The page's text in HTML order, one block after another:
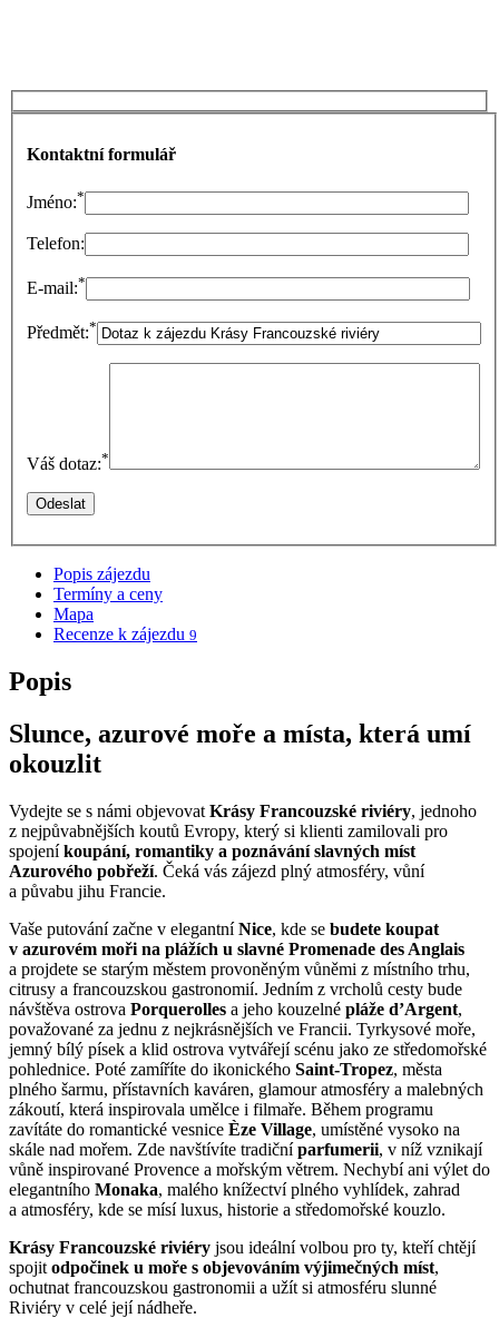
Kontaktní formulář
Jméno:*
Telefon:
E-mail:*
Předmět:*
Váš dotaz:*
Popis zájezdu
Termíny a ceny
Mapa
Recenze k zájezdu 9
Popis
Slunce, azurové moře a místa, která umí
okouzlit
Vydejte se s námi objevovat Krásy Francouzské riviéry, jednoho
z nejpůvabnějších koutů Evropy, který si klienti zamilovali pro
spojeníkoupání, romantiky a poznávání slavných míst
Azurového pobřeží. Čeká vás zájezd plný atmosféry, vůní
a půvabu jihu Francie.
Vaše putování začne v elegantníNice, kde se budete koupat
v azurovém moři na plážích u slavné Promenade des Anglais
a projdete se starým městem provoněným vůněmi z místního trhu,
citrusy a francouzskou gastronomií. Jedním z vrcholů cesty bude
návštěva ostrova Porquerolles a jeho kouzelné pláže d’Argent,
považované za jednu z nejkrásnějších ve Francii. Tyrkysové moře,
jemný bílý písek a klid ostrova vytvářejí scénu jako ze středomořské
pohlednice. Poté zamíříte do ikonického Saint-Tropez, města
plného šarmu, přístavních kaváren, glamour atmosféry a malebných
zákoutí, která inspirovala umělce i filmaře. Během programu
zavítáte do romantické vesnice Èze Village, umístěné vysoko na
skále nad mořem. Zde navštívíte tradičníparfumerii, v níž vznikají
vůně inspirované Provence a mořským větrem. Nechybí ani výlet do
elegantního Monaka, malého knížectví plného vyhlídek, zahrad
a atmosféry, kde se mísí luxus, historie a středomořské kouzlo.
Krásy Francouzské riviéry jsou ideální volbou pro ty, kteří chtějí
spojit odpočinek u moře s objevováním výjimečných míst,
ochutnat francouzskou gastronomii a užít si atmosféru slunné
Riviéry v celé její nádheře.